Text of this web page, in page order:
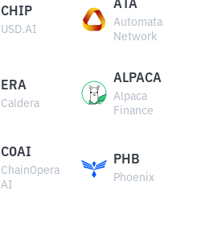
CHIP
USD.AI
ATA
Automata
Network
ERA
Caldera
ALPACA
Alpaca
Finance
COAI
ChainOpera
AI
PHB
Phoenix